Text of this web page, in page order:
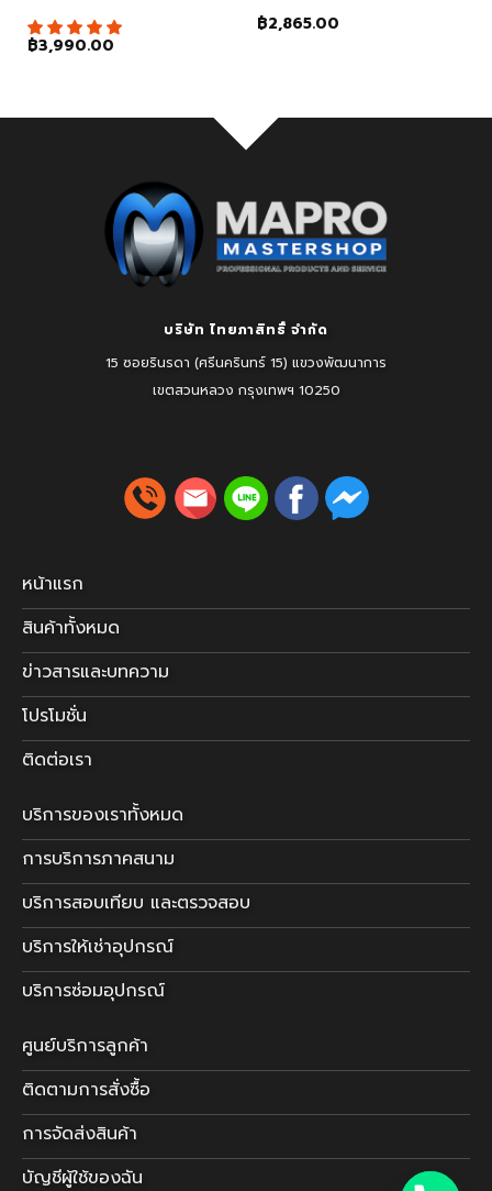
฿3,990.00
฿2,865.00
บริษัท ไทยภาสิทธิ์ จำกัด
15 ซอยรินรดา (ศรีนครินทร์ 15) แขวงพัฒนาการ
เขตสวนหลวง กรุงเทพฯ 10250
หน้าแรก
สินค้าทั้งหมด
ข่าวสารและบทความ
โปรโมชั่น
ติดต่อเรา
บริการของเราทั้งหมด
การบริการภาคสนาม
บริการสอบเทียบ และตรวจสอบ
บริการให้เช่าอุปกรณ์
บริการซ่อมอุปกรณ์
ศูนย์บริการลูกค้า
ติดตามการสั่งซื้อ
การจัดส่งสินค้า
บัญชีผู้ใช้ของฉัน